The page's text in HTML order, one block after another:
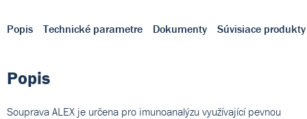
Popis Technické parametre Dokumenty Súvisiace produkty
Popis
Souprava ALEX je určena pro imunoanalýzu využívající pevnou